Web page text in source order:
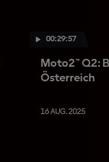
00:29:57
Moto2™ Q2:
Österreich
16 AUG. 2025